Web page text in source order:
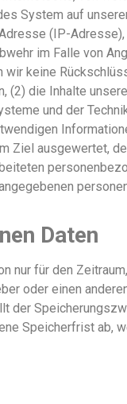
System auf
(IP-
im Falle von
wir keine
(2) die Inhalte
und der
Ziel ausgewertet,
Daten
nur für den
oder einen
der
Speicherfrist ab,